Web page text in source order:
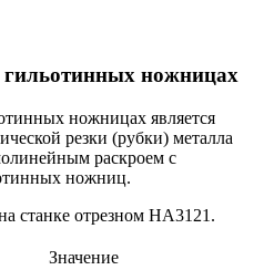
гильотинных ножницах
ножницах является
резки (рубки) металла
раскроем с
ножниц.
станке отрезном НА3121.
Значение